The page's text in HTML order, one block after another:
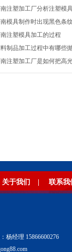
注塑加工厂分析注塑模
模具制作时出现黑色条
注塑模具加工的过程
制品加工过程中有哪些
注塑加工厂是如何把高
关于我们 联系我
杨经理 15866600276